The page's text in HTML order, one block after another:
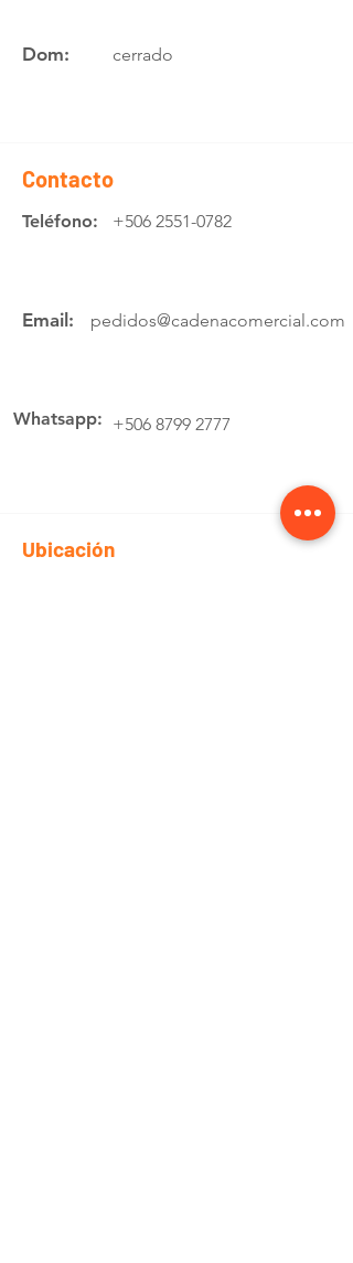
Dom: cerrado
Contacto
Teléfono: +506 2551-0782
Email: pedidos@cadenacomercial.com
Whatsapp: +506 8799 2777
Ubicación